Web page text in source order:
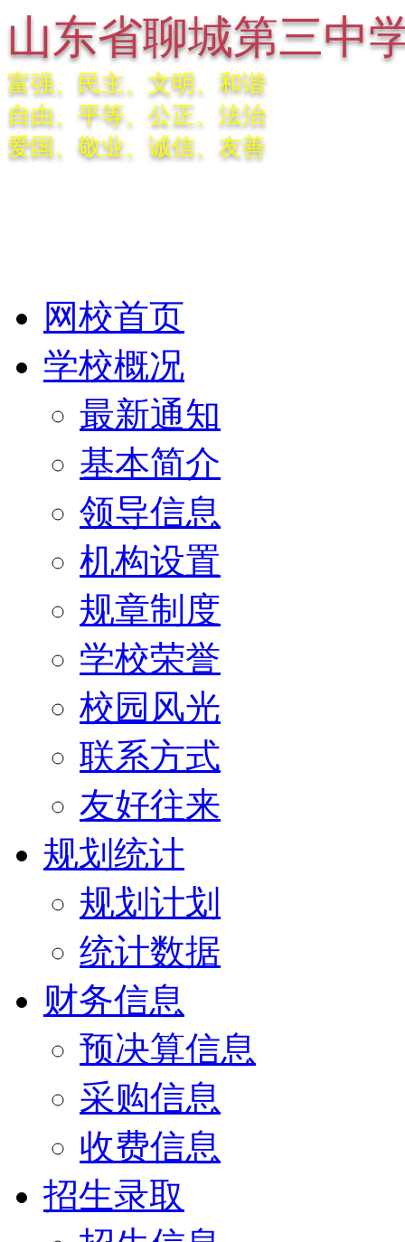
山东省聊城第三中
富强、民主、文明、和谐
自由、平等、公正、法治
爱国、敬业、诚信、友善
网校首页
学校概况
最新通知
基本简介
领导信息
机构设置
规章制度
学校荣誉
校园风光
联系方式
友好往来
规划统计
规划计划
统计数据
财务信息
预决算信息
采购信息
收费信息
招生录取